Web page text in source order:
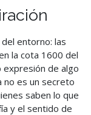
entorno: las
la cota 1600 del
expresión de algo
no es un secreto
saben lo que
y el sentido de